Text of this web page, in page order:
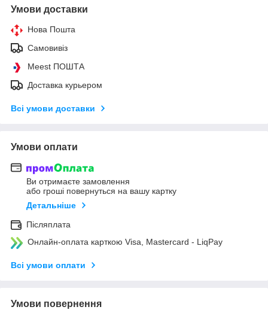
Умови доставки
Нова Пошта
Самовивіз
Meest ПОШТА
Доставка курьером
Всі умови доставки
Умови оплати
Ви отримаєте замовлення
або гроші повернуться на вашу картку
Детальніше
Післяплата
Онлайн-оплата карткою Visa, Mastercard - LiqPay
Всі умови оплати
Умови повернення